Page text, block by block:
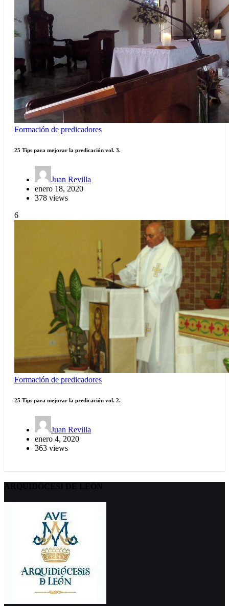
Formación de predicadores
25 Tips para mejorar la predicación vol. 3.
Juan Revilla
enero 18, 2020
378 views
6
Formación de predicadores
25 Tips para mejorar la predicación vol. 2.
Juan Revilla
enero 4, 2020
363 views
ARQUIDÖCESI DE LEÓN